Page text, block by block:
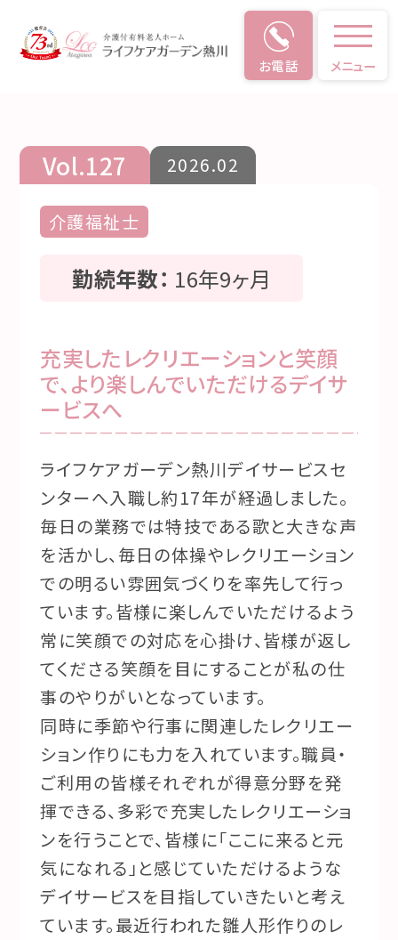
お電話 メニュー
Vol.127 2026.02
介護福祉士
勤続年数： 16年9ヶ月
充実したレクリエーションと笑顔
で、より楽しんでいただけるデイサ
ービスへ
ライフケアガーデン熱川デイサービスセ
ンターへ入職し約17年が経過しました。
毎日の業務では特技である歌と大きな声
を活かし、毎日の体操やレクリエーション
での明るい雰囲気づくりを率先して行っ
ています。皆様に楽しんでいただけるよう
常に笑顔での対応を心掛け、皆様が返し
てくださる笑顔を目にすることが私の仕
事のやりがいとなっています。
同時に季節や行事に関連したレクリエー
ション作りにも力を入れています。職員・
ご利用の皆様それぞれが得意分野を発
揮できる、多彩で充実したレクリエーショ
ンを行うことで、皆様に「ここに来ると元
気になれる」と感じていただけるような
デイサービスを目指していきたいと考え
ています。最近行われた雛人形作りのレ